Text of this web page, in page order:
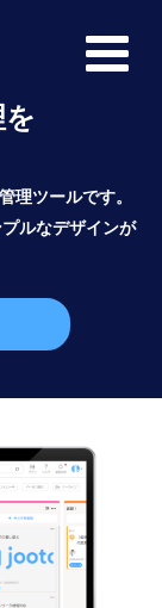
理ツールです。
ルなデザインが